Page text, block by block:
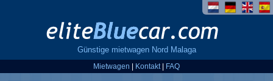
Günstige mietwagen Nord Malaga
Mietwagen
Kontakt| FAQ